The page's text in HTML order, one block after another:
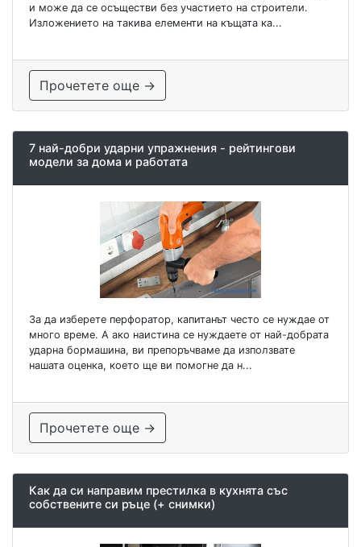
и може да се осъществи без участието на строители.
Изложението на такива елементи на къщата ка...
Прочетете още →
7 най-добри ударни упражнения - рейтингови
модели за дома и работата
За да изберете перфоратор, капитанът често се нуждае от
много време. А ако наистина се нуждаете от най-добрата
ударна бормашина, ви препоръчваме да използвате
нашата оценка, което ще ви помогне да н...
Прочетете още →
Как да си направим престилка в кухнята със
собствените си ръце (+ снимки)